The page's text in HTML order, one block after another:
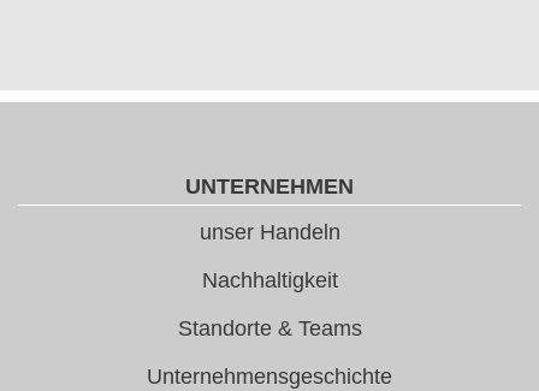
UNTERNEHMEN
unser Handeln
Nachhaltigkeit
Standorte & Teams
Unternehmensgeschichte